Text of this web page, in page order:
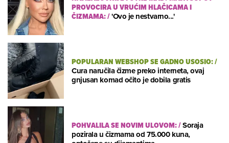
PROVOCIRA U VRUĆIM HLAČICAMA I
ČIZMAMA:/'Ovo je nestvarno...'
POPULARAN WEBSHOP SE GADNO USOSIO:/
Cura naručila čizme preko interneta, ovaj
gnjusan komad očito je dobila gratis
POHVALILA SE NOVIM ULOVOM:/Soraja
pozirala u čizmama od 75.000 kuna,